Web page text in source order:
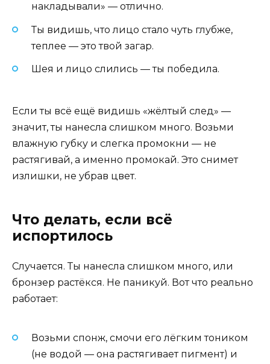
накладывали» — отлично.
Ты видишь, что лицо стало чуть глубже,
теплее — это твой загар.
Шея и лицо слились — ты победила.
Если ты всё ещё видишь «жёлтый след» —
значит, ты нанесла слишком много. Возьми
влажную губку и слегка промокни — не
растягивай, а именно промокай. Это снимет
излишки, не убрав цвет.
Что делать, если всё
испортилось
Случается. Ты нанесла слишком много, или
бронзер растёкся. Не паникуй. Вот что реально
работает:
Возьми спонж, смочи его лёгким тоником
(не водой — она растягивает пигмент) и